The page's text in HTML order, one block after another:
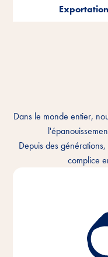
Dans le monde entier,
Depuis des
complice
l'animal et nous
cohabitation.